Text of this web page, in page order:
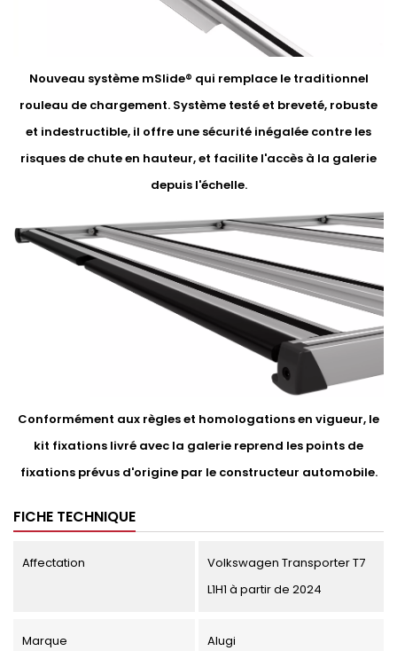
Nouveau système mSlide® qui remplace le traditionnel
rouleau de chargement. Système testé et breveté, robuste
et indestructible, il offre une sécurité inégalée contre les
risques de chute en hauteur, et facilite l'accès à la galerie
depuis l'échelle.
Conformément aux règles et homologations en vigueur, le
kit fixations livré avec la galerie reprend les points de
fixations prévus d'origine par le constructeur automobile.
FICHE TECHNIQUE
Affectation
Volkswagen Transporter T7
L1H1 à partir de 2024
Marque Alugi